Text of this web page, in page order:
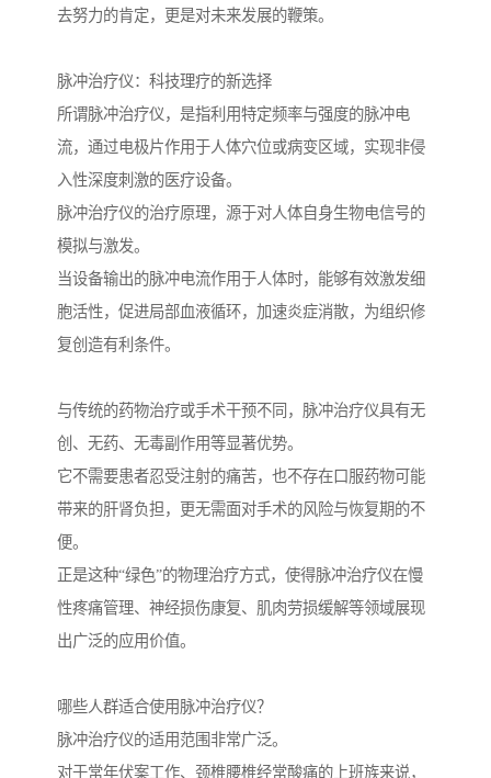
去努力的肯定，更是对未来发展的鞭策。
脉冲治疗仪：科技理疗的新选择
所谓脉冲治疗仪，是指利用特定频率与强度的脉冲电
流，通过电极片作用于人体穴位或病变区域，实现非侵
入性深度刺激的医疗设备。
脉冲治疗仪的治疗原理，源于对人体自身生物电信号的
模拟与激发。
当设备输出的脉冲电流作用于人体时，能够有效激发细
胞活性，促进局部血液循环，加速炎症消散，为组织修
复创造有利条件。
与传统的药物治疗或手术干预不同，脉冲治疗仪具有无
创、无药、无毒副作用等显著优势。
它不需要患者忍受注射的痛苦，也不存在口服药物可能
带来的肝肾负担，更无需面对手术的风险与恢复期的不
便。
正是这种“绿色”的物理治疗方式，使得脉冲治疗仪在慢
性疼痛管理、神经损伤康复、肌肉劳损缓解等领域展现
出广泛的应用价值。
哪些人群适合使用脉冲治疗仪？
脉冲治疗仪的适用范围非常广泛。
对于常年伏案工作、颈椎腰椎经常酸痛的上班族来说，